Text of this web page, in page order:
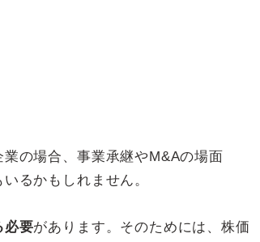
の場合、事業承継やM&Aの場面
るかもしれません。
必要があります。そのためには、株価